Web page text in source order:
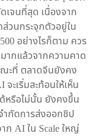
เจนที่สุด เนื่องจาก
วนกระจุกตัวอยู่ใน
อย่างไรก็ตาม ควร
ากแล้วจากความคาด
ะที่ ตลาดจีนยังคง
ะเริ่มสะท้อนให้เห็น
หรือไม่นั้น ยังคงขึ้น
กัดการส่งออกชิป
ก AI ใน Scale ใหญ่